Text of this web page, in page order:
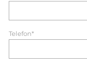
Telefon*